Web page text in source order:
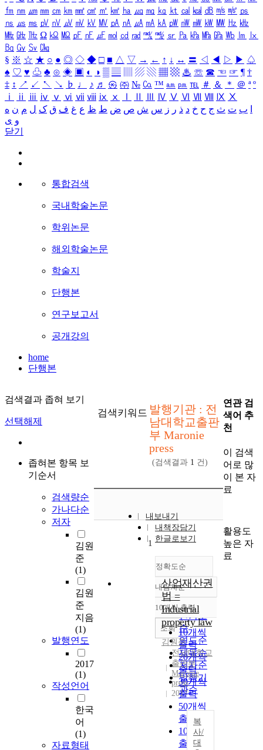
㎙ ㎚ ㎛ ㎜ ㎝ ㎞ ㎟ ㎠ ㎡ ㎢ ㏊ ㎍ ㎎ ㎏ ㏏ ㎈ ㎉ ㏈ ㎧ ㎨ ㎰
㎱ ㎲ ㎳ ㎴ ㎵ ㎶ ㎷ ㎸ ㎹ ㎀ ㎁ ㎂ ㎃ ㎄ ㎺ ㎻ ㎽ ㎾ ㎿ ㎐ ㎑
㎒ ㎓ ㎔ Ω ㏀ ㏁ ㎊ ㎋ ㎌ ㏖ ㏅ ㎭ ㎮ ㎯ ㏛ ㎩ ㎪ ㎫ ㎬ ㏝ ㏐
㏓
㏃ ㏉ ㏜ ㏆
§ ※ ☆ ★ ○ ● ◎ ◇ ◆ □ ■ △ ▽ → ← ↑ ↓ ↔ 〓 ◁ ◀ ▷ ▶ ♤
♠ ♡ ♥ ♧ ♣ ⊙ ◈ ▣ ◐ ◑ ▒ ▤ ▨ ▧ ▦ ▩ ♨ ☏ ☎ ☜ ☞ ¶ †
‡ ↕ ↗ ↙ ↖ ↘ ♭ ♩ ♪ ♬ ㉿ ㈜ № ㏇ ™ ㏂ ㏘ ℡ ＃ ＆ ＊ ＠ ª º
ⅰ
ⅱ ⅲ ⅳ ⅴ ⅵ ⅶ ⅷ ⅸ ⅹ Ⅳ Ⅴ Ⅵ Ⅶ Ⅷ Ⅸ Ⅹ
ب ت ث ج ح خ د ذ ر ز س ش ص ض ط ظ ع غ ف ق ک ل م ن ه
و ی
닫기
통합검색
국내학술논문
학위논문
해외학술논문
학술지
단행본
연구보고서
공개강의
home
단행본
검색결과 좁혀 보기
선택해제
좁혀본 항목 보
기순서
검색량순
가나다순
저자
김원
준
(1)
김원
준
지음
(1)
발행연도
2017
(1)
작성언어
한국
어
(1)
자료형태
검색키워드 발행기관 : 전
남대학교출판
부 Maronie
press
(검색결과 1 건)
내보내기
내책장담기
한글로보기
정확도순
정확도
순
인기도
순
연도순
제목순
저자순
발행기
관순
내림차순
내림차순
10개씩 출력
10개씩
출력
20개씩
출력
30개씩
출력
50개씩
출력
100개씩
출력
조회
1
산업재산권
법 =
Industrial
property law
김원준
전남대학교
출판부
Maronie
press
2017
복
사/
대
연관 검
색어 추
천
이 검색
어로 많
이 본 자
료
활용도
높은 자
료